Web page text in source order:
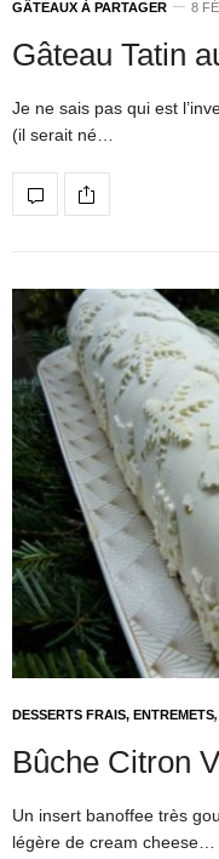
GÂTEAUX À PARTAGER 8
Gâteau Tatin
Je ne sais pas qui est
(il serait né…
DESSERTS FRAIS, ENTREMETS,
Bûche Citron
Un insert banoffee très
légère de cream cheese…